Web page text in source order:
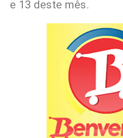
e 13 deste mês.